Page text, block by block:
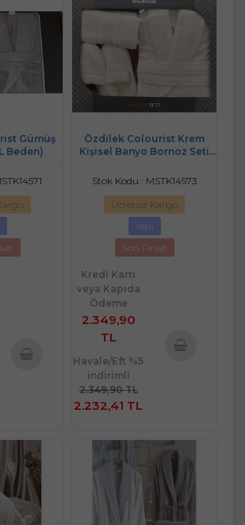
Gümüş
Beden)
Özdilek Colourist Krem
Kişisel Banyo Bornoz Seti
Stok Kodu : MSTK14573
Ücretsiz Kargo
Yeni
Son Fırsat
Kredi Kartı
veya Kapıda
Ödeme
2.349,90
TL
Havale/Eft %5
indirimli
2.349,90 TL
2.232,41 TL